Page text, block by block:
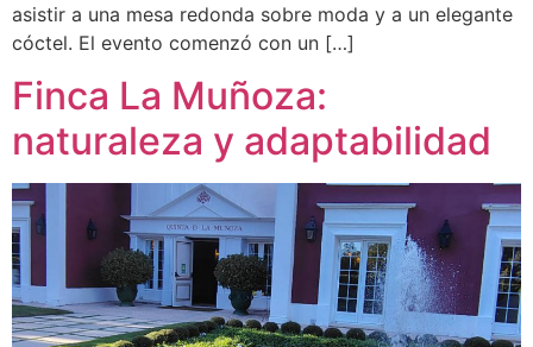
asistir a una mesa redonda sobre moda y a un elegante
cóctel. El evento comenzó con un […]
Finca La Muñoza:
naturaleza y adaptabilidad